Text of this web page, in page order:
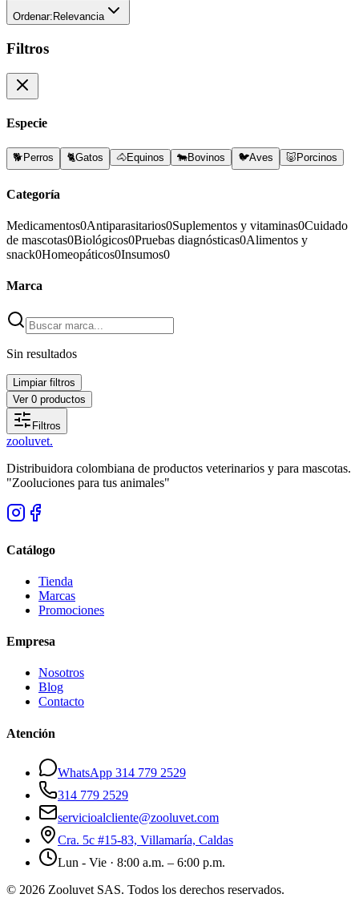
Ordenar: Relevancia
Filtros
Especie
🐕 Perros 🐈Gatos 🐴Equinos 🐄Bovinos 🐦Aves 🐷 Porcinos
Categoría
Medicamentos0Antiparasitarios0Suplementos y vitaminas0Cuidado
de mascotas0Biológicos0Pruebas diagnósticas0Alimentos y
snack0Homeopáticos0Insumos0
Marca
Sin resultados
Limpiar filtros
Ver 0 productos
Filtros
zooluvet.
Distribuidora colombiana de productos veterinarios y para mascotas.
"Zooluciones para tus animales"
Catálogo
Tienda
Marcas
Promociones
Empresa
Nosotros
Blog
Contacto
Atención
WhatsApp 314 779 2529
314 779 2529
servicioalcliente@zooluvet.com
Cra. 5c #15-83, Villamaría, Caldas
Lun - Vie · 8:00 a.m. – 6:00 p.m.
© 2026 Zooluvet SAS. Todos los derechos reservados.